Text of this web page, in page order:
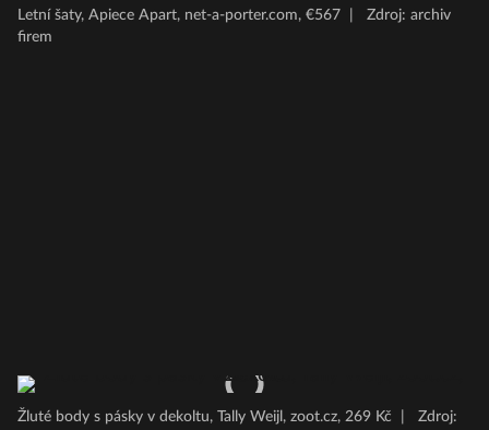
Letní šaty, Apiece Apart, net-a-porter.com, €567
Zdroj: archiv
firem
Žluté body s pásky v dekoltu, Tally Weijl, zoot.cz, 269 Kč
Zdroj: